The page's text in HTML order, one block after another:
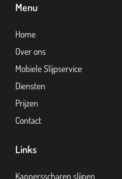
Menu
Home
Over ons
Mobiele Slijpservice
Diensten
Prijzen
Contact
Links
Kappersscharen slijpen